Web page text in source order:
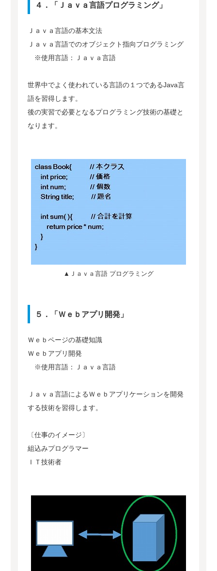
４．「Ｊａｖａ言語プログラミング」
Ｊａｖａ言語の基本文法
Ｊａｖａ言語でのオブジェクト指向プログラミング
※使用言語：Ｊａｖａ言語
世界中でよく使われている言語の１つであるJava言
語を習得します。
後の実習で必要となるプログラミング技術の基礎と
なります。
▲Ｊａｖａ言語 プログラミング
５．「Ｗｅｂアプリ開発」
Ｗｅｂページの基礎知識
Ｗｅｂアプリ開発
※使用言語：Ｊａｖａ言語
Ｊａｖａ言語によるＷｅｂアプリケーションを開発
する技術を習得します。
〔仕事のイメージ〕
組込みプログラマー
ＩＴ技術者